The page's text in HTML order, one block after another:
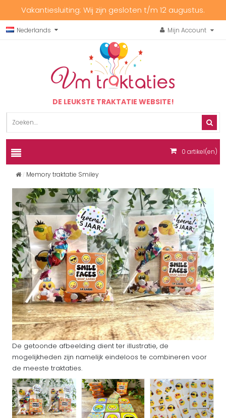
Vakantiesluiting: Wij zijn gesloten t/m 12 augustus.
Nederlands Mijn Account
DE LEUKSTE TRAKTATIE WEBSITE!
0 artikel(en)
Memory traktatie Smiley
De getoonde afbeelding dient ter illustratie, de
mogelijkheden zijn namelijk eindeloos te combineren voor
de meeste traktaties.